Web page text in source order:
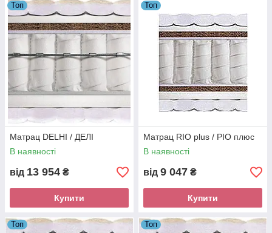
Топ
Матрац DELHI / ДЕЛІ
В наявності
від 13 954 ₴
Купити
Топ
Матрац RIO plus / РІО плюс
В наявності
від 9 047 ₴
Купити
Топ Топ